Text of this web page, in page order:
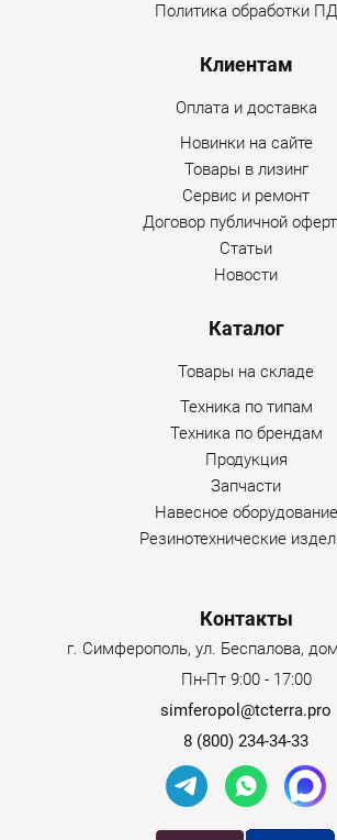
Политика обработки ПД
Клиентам
Оплата и доставка
Новинки на сайте
Товары в лизинг
Сервис и ремонт
Договор публичной
Статьи
Новости
Каталог
Товары на складе
Техника по типам
Техника по брендам
Продукция
Запчасти
Навесное оборудование
Резинотехнические
Контакты
г. Симферополь, ул. Беспалова,
Пн-Пт 9:00 - 17:00
simferopol@tcterra.pro
8 (800) 234-34-33